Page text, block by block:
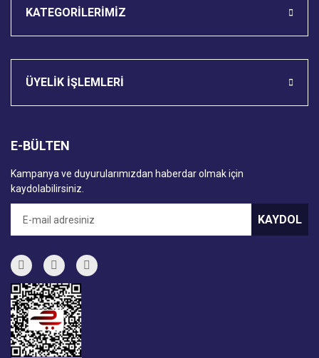
KATEGORİLERİMİZ
ÜYELİK İŞLEMLERİ
E-BÜLTEN
Kampanya ve duyurularımızdan haberdar olmak için
kaydolabilirsiniz.
KAYDOL